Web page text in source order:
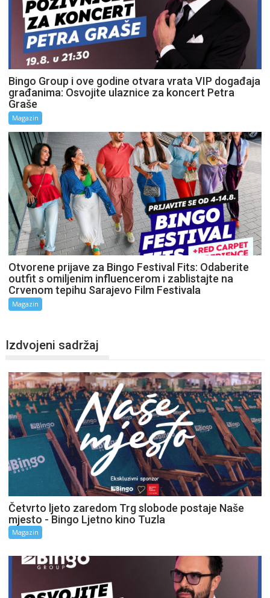
Bingo Group i ove godine otvara vrata VIP događaja
građanima: Osvojite ulaznice za koncert Petra
Graše
Magazin
Otvorene prijave za Bingo Festival Fits: Odaberite
outfit s omiljenim influencerom i zablistajte na
Crvenom tepihu Sarajevo Film Festivala
Magazin
Izdvojeni sadržaj
Četvrto ljeto zaredom Trg slobode postaje Naše
mjesto - Bingo Ljetno kino Tuzla
Magazin